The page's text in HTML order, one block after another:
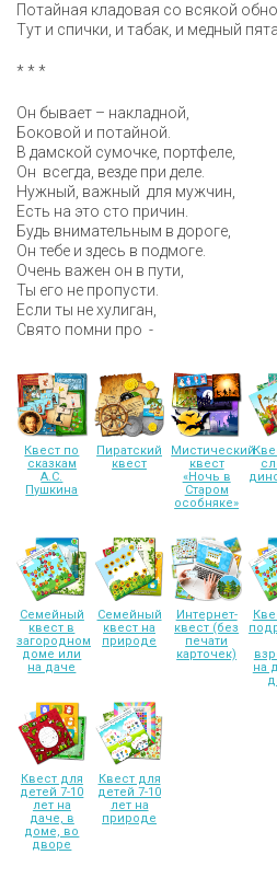
Потайная кладовая со всякой
Тут и спички, и табак, и медный
* * *
Он бывает – накладной,
Боковой и потайной.
В дамской сумочке, портфеле,
Он всегда, везде при деле.
Нужный, важный для мужчин,
Есть на это сто причин.
Будь внимательным в дороге,
Он тебе и здесь в подмоге.
Очень важен он в пути,
Ты его не пропусти.
Если ты не хулиган,
Свято помни про -
Квест по
сказкам
А.С.
Пушкина
Пиратский
квест
Мистический
квест
«Ночь в
Старом
особняке»
Семейный
квест в
загородном
доме или
на даче
Семейный
квест на
природе
Интернет-
квест (без
печати
карточек)
на
Квест для
детей 7-10
лет на
даче, в
доме, во
дворе
Квест для
детей 7-10
лет на
природе